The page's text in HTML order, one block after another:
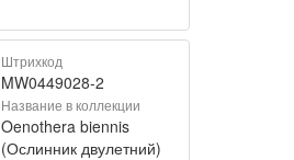
Штрихкод
MW0449028-2
Название в коллекции
Oenothera biennis
(Ослинник двулетний)